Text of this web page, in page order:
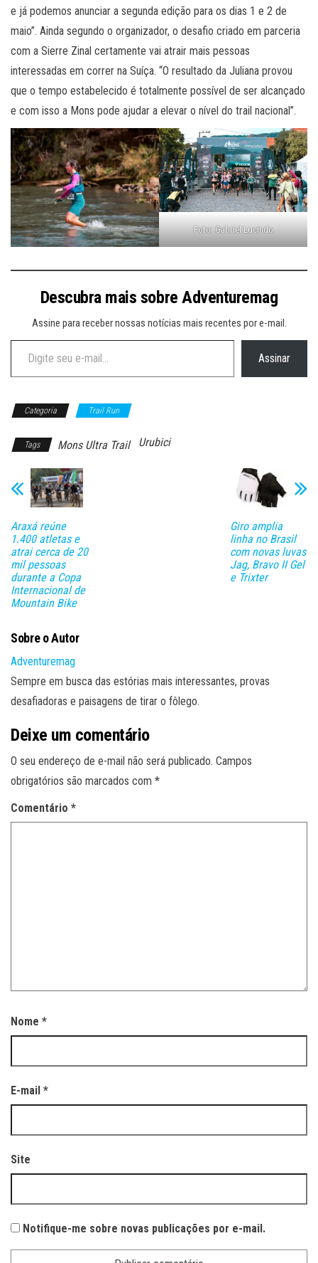
e já podemos anunciar a segunda edição para os dias 1 e 2 de
maio”. Ainda segundo o organizador, o desafio criado em parceria
com a Sierre Zinal certamente vai atrair mais pessoas
interessadas em correr na Suíça. “O resultado da Juliana provou
que o tempo estabelecido é totalmente possível de ser alcançado
e com isso a Mons pode ajudar a elevar o nível do trail nacional”.
Foto: Gabriel Lucindo
Descubra mais sobre Adventuremag
Assine para receber nossas notícias mais recentes por e-mail.
Digite seu e-mail…
Assinar
Categoria Trail Run
Tags Mons Ultra Trail Urubici
Araxá reúne
1.400 atletas e
atrai cerca de 20
mil pessoas
durante a Copa
Internacional de
Mountain Bike
Giro amplia
linha no Brasil
com novas luvas
Jag, Bravo II Gel
e Trixter
Sobre o Autor
Adventuremag
Sempre em busca das estórias mais interessantes, provas
desafiadoras e paisagens de tirar o fôlego.
Deixe um comentário
O seu endereço de e-mail não será publicado. Campos
obrigatórios são marcados com *
Comentário *
Nome *
E-mail *
Site
Notifique-me sobre novas publicações por e-mail.